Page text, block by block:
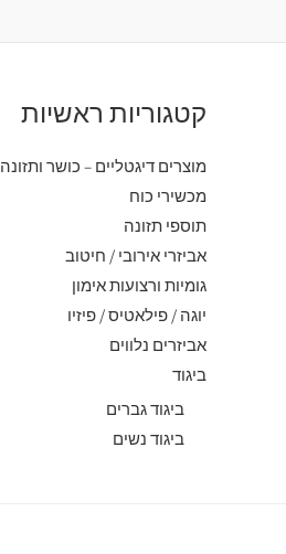
קטגוריות ראשיות
מוצרים דיגטליים – כושר ותזונה
מכשירי כוח
תוספי תזונה
אביזרי אירובי / חיטוב
גומיות ורצועות אימון
יוגה / פילאטיס / פיזיו
אביזרים נלווים
ביגוד
ביגוד גברים
ביגוד נשים